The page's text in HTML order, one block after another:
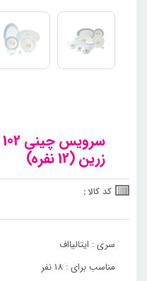
زرین (12 نفره)
کد کالا :
سری : ایتالیااف
مناسب برای : 18 نفر